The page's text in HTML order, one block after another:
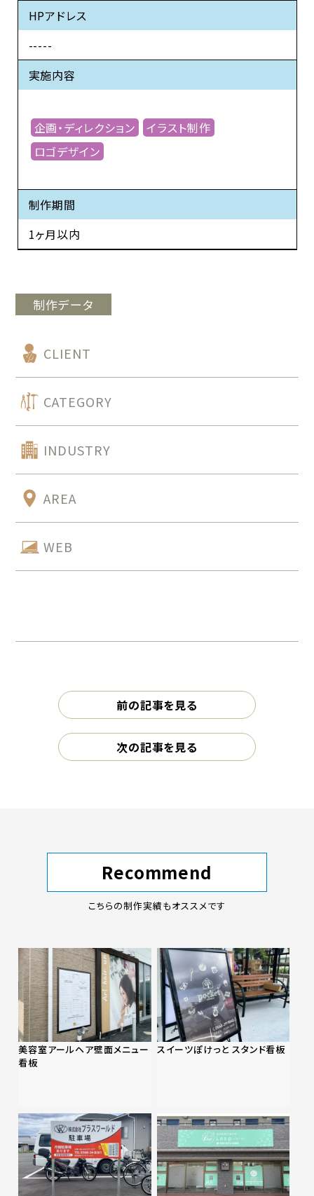
HPアドレス
-----
実施内容
企画・ディレクション
イラスト制作
ロゴデザイン
制作期間
1ヶ月以内
制作データ
CLIENT
CATEGORY
INDUSTRY
AREA
WEB
前の記事を見る
次の記事を見る
Recommend
こちらの制作実績もオススメです
美容室アールヘア壁面メニュー
看板
スイーツぽけっと スタンド看板